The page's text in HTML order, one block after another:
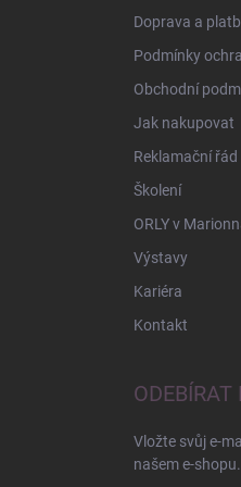
Doprava a
Podmínky
Obchodní
Jak nakupovat
Reklamační řád
Školení
ORLY v
Výstavy
Kariéra
Kontakt
ODEBÍRAT
Vložte svůj e-
našem e-shopu.